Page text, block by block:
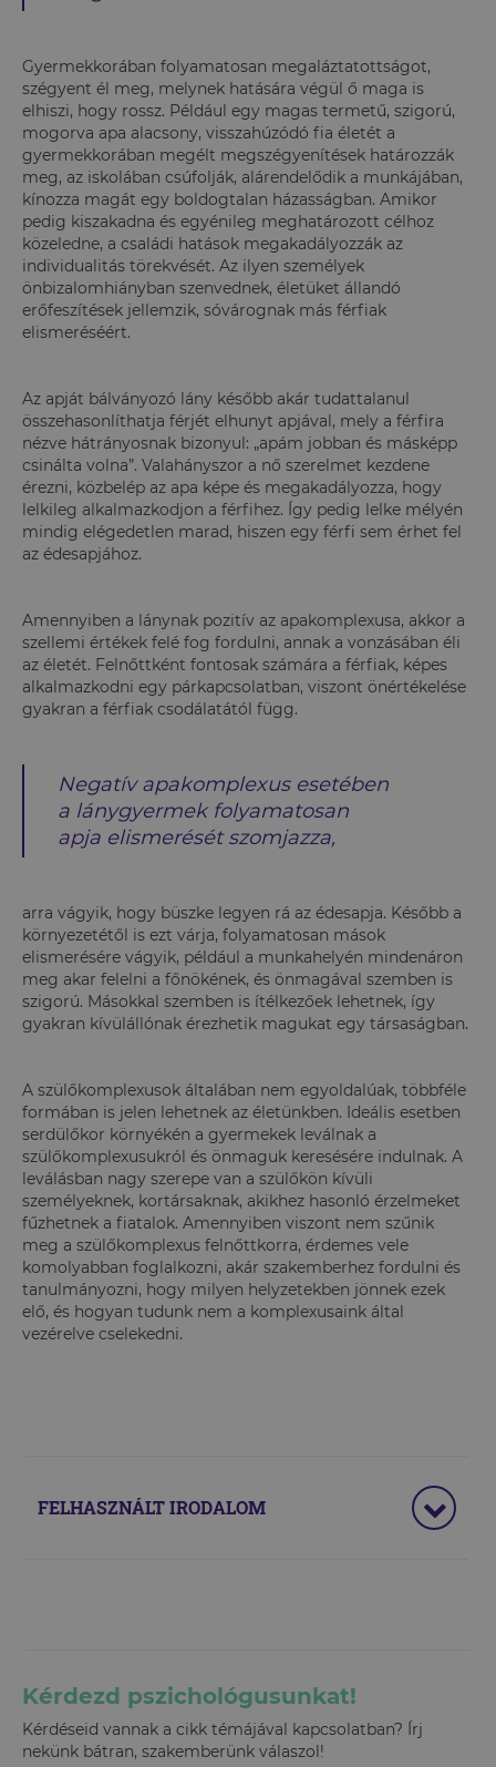
Gyermekkorában folyamatosan megaláztatottságot,
szégyent él meg, melynek hatására végül ő maga is
elhiszi, hogy rossz. Például egy magas termetű, szigorú,
mogorva apa alacsony, visszahúzódó fia életét a
gyermekkorában megélt megszégyenítések határozzák
meg, az iskolában csúfolják, alárendelődik a munkájában,
kínozza magát egy boldogtalan házasságban. Amikor
pedig kiszakadna és egyénileg meghatározott célhoz
közeledne, a családi hatások megakadályozzák az
individualitás törekvését. Az ilyen személyek
önbizalomhiányban szenvednek, életüket állandó
erőfeszítések jellemzik, sóvárognak más férfiak
elismeréséért.
Az apját bálványozó lány később akár tudattalanul
összehasonlíthatja férjét elhunyt apjával, mely a férfira
nézve hátrányosnak bizonyul: „apám jobban és másképp
csinálta volna”. Valahányszor a nő szerelmet kezdene
érezni, közbelép az apa képe és megakadályozza, hogy
lelkileg alkalmazkodjon a férfihez. Így pedig lelke mélyén
mindig elégedetlen marad, hiszen egy férfi sem érhet fel
az édesapjához.
Amennyiben a lánynak pozitív az apakomplexusa, akkor a
szellemi értékek felé fog fordulni, annak a vonzásában éli
az életét. Felnőttként fontosak számára a férfiak, képes
alkalmazkodni egy párkapcsolatban, viszont önértékelése
gyakran a férfiak csodálatától függ.
Negatív apakomplexus esetében
a lánygyermek folyamatosan
apja elismerését szomjazza,
arra vágyik, hogy büszke legyen rá az édesapja. Később a
környezetétől is ezt várja, folyamatosan mások
elismerésére vágyik, például a munkahelyén mindenáron
meg akar felelni a főnökének, és önmagával szemben is
szigorú. Másokkal szemben is ítélkezőek lehetnek, így
gyakran kívülállónak érezhetik magukat egy társaságban.
A szülőkomplexusok általában nem egyoldalúak, többféle
formában is jelen lehetnek az életünkben. Ideális esetben
serdülőkor környékén a gyermekek leválnak a
szülőkomplexusukról és önmaguk keresésére indulnak. A
leválásban nagy szerepe van a szülőkön kívüli
személyeknek, kortársaknak, akikhez hasonló érzelmeket
fűzhetnek a fiatalok. Amennyiben viszont nem szűnik
meg a szülőkomplexus felnőttkorra, érdemes vele
komolyabban foglalkozni, akár szakemberhez fordulni és
tanulmányozni, hogy milyen helyzetekben jönnek ezek
elő, és hogyan tudunk nem a komplexusaink által
vezérelve cselekedni.
FELHASZNÁLT IRODALOM
Kérdezd pszichológusunkat!
Kérdéseid vannak a cikk témájával kapcsolatban? Írj
nekünk bátran, szakemberünk válaszol!